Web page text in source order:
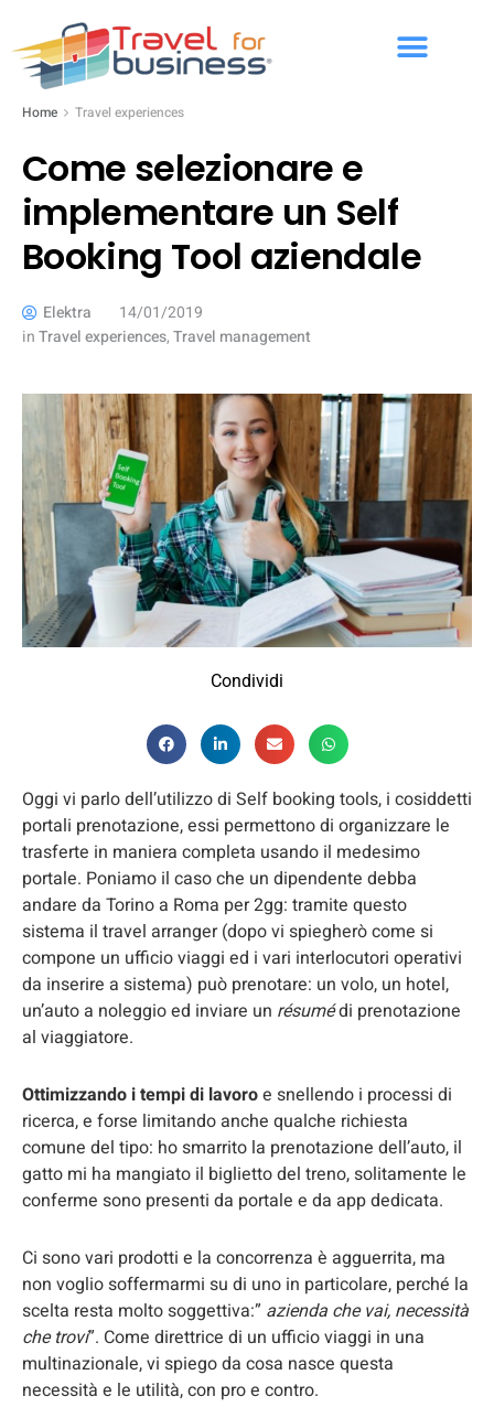
Home Travel experiences
Come selezionare e
implementare un Self
Booking Tool aziendale
Elektra
14/01/2019
inTravel experiences,Travel management
Condividi
Oggi vi parlo dell’utilizzo di Self booking tools, i cosiddetti
portali prenotazione, essi permettono di organizzare le
trasferte in maniera completa usando il medesimo
portale. Poniamo il caso che un dipendente debba
andare da Torino a Roma per 2gg: tramite questo
sistema il travel arranger (dopo vi spiegherò come si
compone un ufficio viaggi ed i vari interlocutori operativi
da inserire a sistema) può prenotare: un volo, un hotel,
un’auto a noleggio ed inviare un résumédi prenotazione
al viaggiatore.
Ottimizzando i tempi di lavoroe snellendo i processi di
ricerca, e forse limitando anche qualche richiesta
comune del tipo: ho smarrito la prenotazione dell’auto, il
gatto mi ha mangiato il biglietto del treno, solitamente le
conferme sono presenti da portale e da app dedicata.
Ci sono vari prodotti e la concorrenza è agguerrita, ma
non voglio soffermarmi su di uno in particolare, perché la
scelta resta molto soggettiva:” azienda che vai, necessità
che trovi”. Come direttrice di un ufficio viaggi in una
multinazionale, vi spiego da cosa nasce questa
necessità e le utilità, con pro e contro.